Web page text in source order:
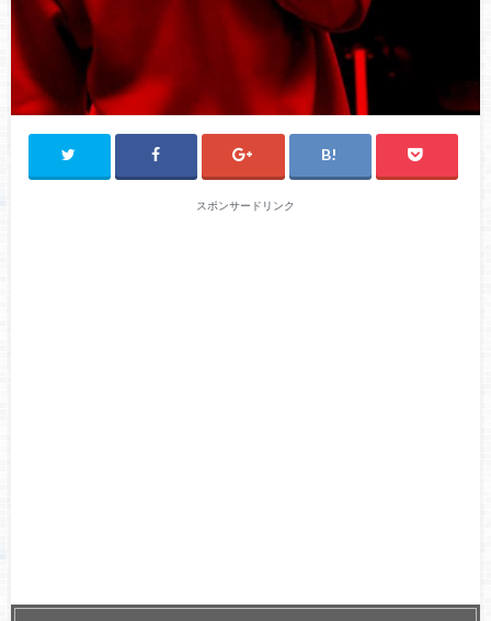
スポンサードリンク